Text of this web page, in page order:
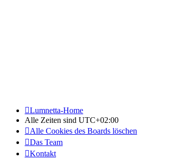
Lumnetta-Home
Alle Zeiten sind UTC+02:00
Alle Cookies des Boards löschen
Das Team
Kontakt